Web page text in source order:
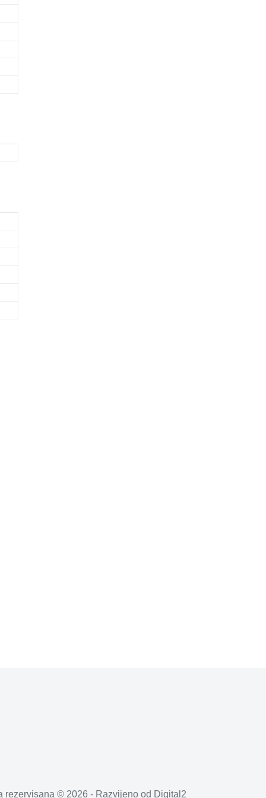
rezervisana © 2026 - Razvijeno od Digital2